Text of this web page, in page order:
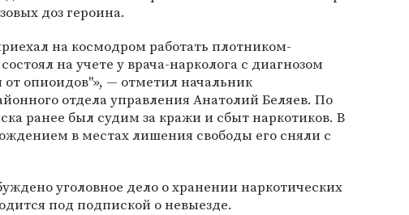
доз героина.
на космодром работать плотником-
на учете у врача-нарколога с диагнозом
опиоидов"», — отметил начальник
отдела управления Анатолий Беляев. По
ранее был судим за кражи и сбыт наркотиков. В
в местах лишения свободы его сняли с
уголовное дело о хранении наркотических
под подпиской о невыезде.